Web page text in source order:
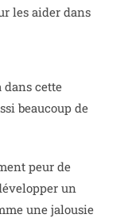
les aider dans
dans cette
beaucoup de
peur de
un
une jalousie